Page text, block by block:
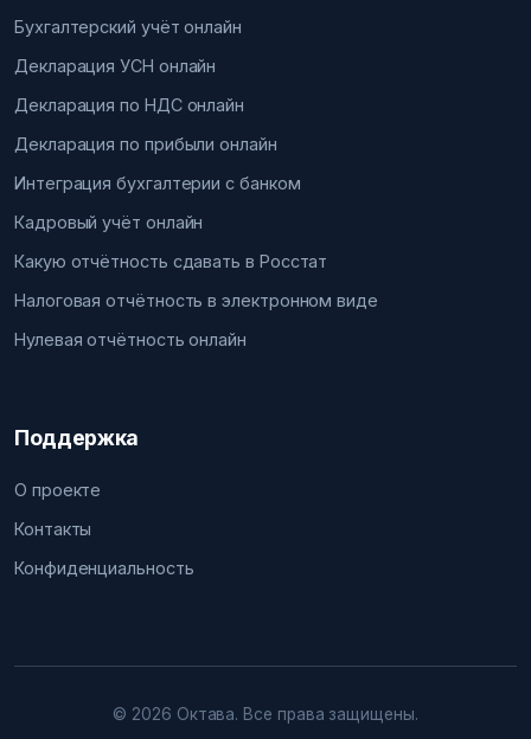
Бухгалтерский учёт онлайн
Декларация УСН онлайн
Декларация по НДС онлайн
Декларация по прибыли онлайн
Интеграция бухгалтерии с банком
Кадровый учёт онлайн
Какую отчётность сдавать в Росстат
Налоговая отчётность в электронном виде
Нулевая отчётность онлайн
Поддержка
О проекте
Контакты
Конфиденциальность
© 2026 Октава. Все права защищены.